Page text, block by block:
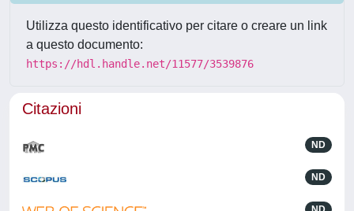
Utilizza questo identificativo per citare o creare un link
a questo documento:
https://hdl.handle.net/11577/3539876
Citazioni
ND
ND